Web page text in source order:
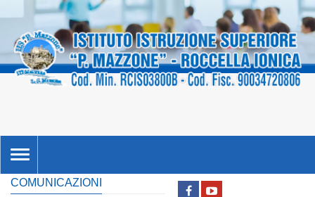
TOGGLE
NAVIGATION
COMUNICAZIONI